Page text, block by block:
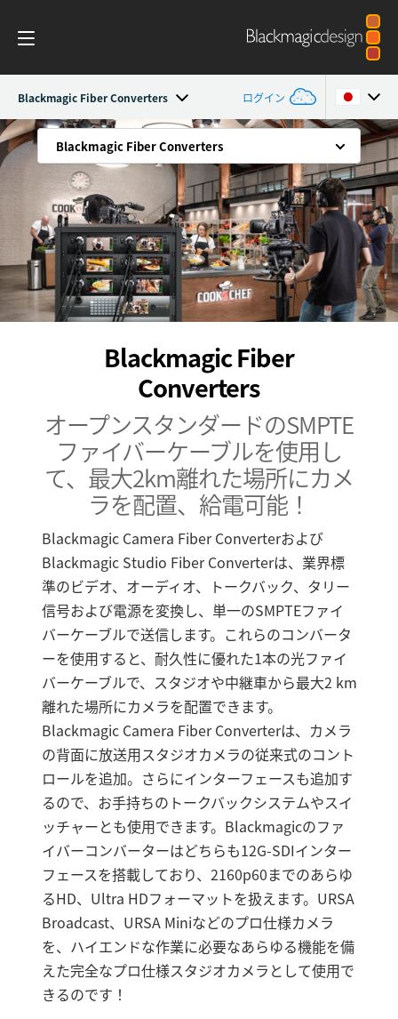
Blackmagic Fiber Converters ログイン
Blackmagic Fiber Converters
Argentina
Australia
Austria
Brazil
Canada
Finland
France
Germany
Hong Kong SAR, China
India
Italy
Japan
Korea
Mexico
Malaysia
Netherlands
New Zealand
Norway
Poland
Portugal
Singapore
Blackmagic Fiber Converters
Blackmagic Fiber Converters
Blackmagic Fiber Converters
あらゆる場所にカメラを設置
耐久性と安全性を備えたSMPTEファイバー
スタジオカメラのコントロールを追加
Blackmagic Camera Fiber Converter
Blackmagic Studio Fiber Converter
デュアルチャンネル・トークバック
フルサイズのプロ仕様インターフェース
ハイエンドの放送を実現する設計
Blackmagic Fiber
Converters
オープンスタンダードのSMPTE
ファイバーケーブルを使用し
て、最大2km離れた場所にカメ
ラを配置、給電可能！
Blackmagic Camera Fiber Converterおよび
Blackmagic Studio Fiber Converterは、業界標
準のビデオ、オーディオ、トークバック、タリー
信号および電源を変換し、単一のSMPTEファイ
バーケーブルで送信します。これらのコンバータ
ーを使用すると、耐久性に優れた1本の光ファイ
バーケーブルで、スタジオや中継車から最大2 km
離れた場所にカメラを配置できます。
Blackmagic Camera Fiber Converterは、カメラ
の背面に放送用スタジオカメラの従来式のコント
ロールを追加。さらにインターフェースも追加す
るので、お手持ちのトークバックシステムやスイ
ッチャーとも使用できます。Blackmagicのファ
イバーコンバーターはどちらも12G-SDIインター
フェースを搭載しており、2160p60までのあらゆ
るHD、Ultra HDフォーマットを扱えます。URSA
Broadcast、URSA Miniなどのプロ仕様カメラ
を、ハイエンドな作業に必要なあらゆる機能を備
えた完全なプロ仕様スタジオカメラとして使用で
きるのです！